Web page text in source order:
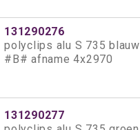
131290276
polyclips alu S 735 blauw
#B# afname 4x2970
131290277